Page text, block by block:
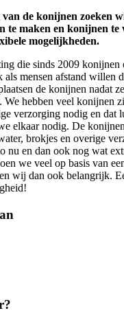
de konijnen zoeken
te maken en konijnen te
mogelijkheden.
die sinds 2009 konijnen
als mensen afstand willen
de konijnen nadat
We hebben veel konijnen
verzorging nodig en dat
elkaar nodig. De
brokjes en overige
nu en dan ook nog wat
we veel op basis van
wij dan ook belangrijk.